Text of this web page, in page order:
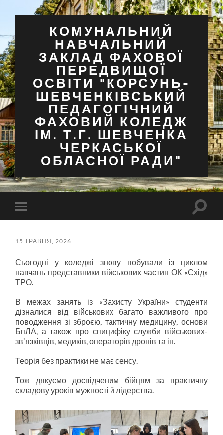
КОМУНАЛЬНИЙ
НАВЧАЛЬНИЙ
ЗАКЛАД ФАХОВОЇ
ПЕРЕДВИЩОЇ
ОСВІТИ "КОРСУНЬ-
ШЕВЧЕНКІВСЬКИЙ
ПЕДАГОГІЧНИЙ
ФАХОВИЙ КОЛЕДЖ
ІМ. Т.Г. ШЕВЧЕНКА
ЧЕРКАСЬКОЇ
ОБЛАСНОЇ РАДИ"
Перемкнути
мобільне
15 ТРАВНЯ, 2026
Сьогодні у коледжі знову побували із циклом
навчань представники військових частин ОК «Схід»
ТРО.
В межах занять із «Захисту України» студенти
дізналися від військових багато важливого про
поводження зі зброєю, тактичну медицину, основи
БпЛА, а також про спицифіку служби військових-
звʼязківців, медиків, операторів дронів та ін.
Теорія без практики не має сенсу.
Тож дякуємо досвідченим бійцям за практичну
складову уроків мужності й лідерства.